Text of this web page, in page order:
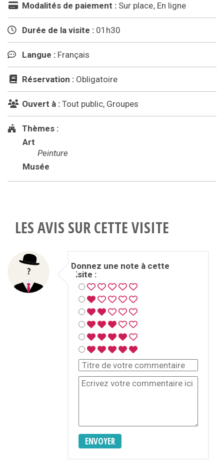
Modalités de paiement : Sur place En ligne
Durée de la visite : 01h30
Langue : Français
Réservation : Obligatoire
Ouvert à : Tout public, Groupes
Thèmes :
Art
Peinture
Musée
LES AVIS SUR CETTE VISITE
Donnez une note à cette
visite :
ENVOYER